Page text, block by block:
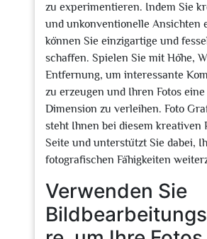
zu experimentieren. Indem Sie
und unkonventionelle Ansichten
können Sie einzigartige und
schaffen. Spielen Sie mit Höhe,
Entfernung, um interessante
zu erzeugen und Ihren Fotos eine
Dimension zu verleihen. Foto
steht Ihnen bei diesem kreativen
Seite und unterstützt Sie dabei,
fotografischen Fähigkeiten
Verwenden Sie